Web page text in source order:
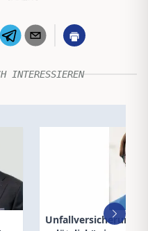
INTERESSIEREN
Unfallversicherung: